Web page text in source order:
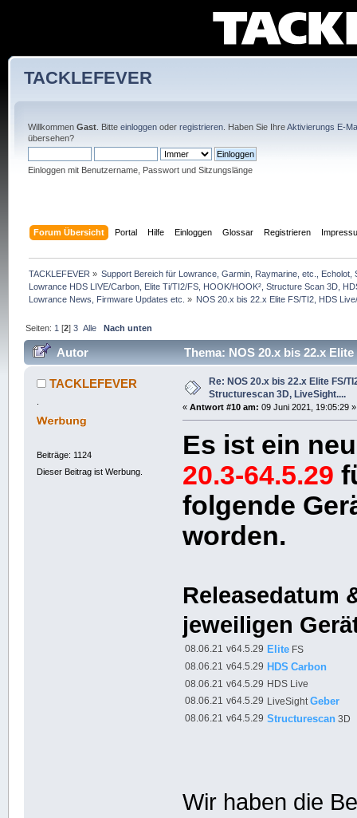
TACKLEFEVER
Willkommen Gast. Bitte einloggenoder registrieren. Haben Sie IhreAktivierungs E-
übersehen?
Einloggen mit Benutzername, Passwort und Sitzungslänge
Forum Übersicht Portal Hilfe Einloggen Glossar Registrieren
TACKLEFEVER » Support Bereich für Lowrance, Garmin, Raymarine, etc.,
Lowrance HDS LIVE/Carbon, Elite Ti/TI2/FS, HOOK/HOOK², Structure Scan 3D,
Lowrance News, Firmware Updates etc. » NOS 20.x bis 22.x Elite FS/TI2, HDS
Seiten: 1 [2]3 Alle Nach unten
Autor
Thema: NOS 20.x bis 22.x
44221 mal)
TACKLEFEVER
Beiträge: 1124
Dieser Beitrag ist Werbung.
Re: NOS 20.x bis 22.x Elite FS/
Structurescan 3D, LiveSight....
«Antwort #10 am: 09 Juni 2021, 19:05:29 »
Es ist ein
20.3-64.5.29
folgende
worden.
Releasedatum
jeweiligen
08.06.21 v64.5.29 Elite FS
08.06.21 v64.5.29 HDS Carbon
08.06.21 v64.5.29 HDS Live
08.06.21 v64.5.29 LiveSightGeber
08.06.21 v64.5.29 Structurescan 3D
Wir haben die